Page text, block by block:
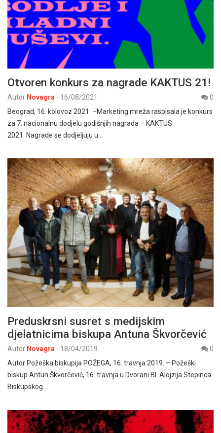
Otvoren konkurs za nagrade KAKTUS 21!
Autor Novagra - 16/08/2021
0
Beograd, 16. kolovoz 2021. –Marketing mreža raspisala je konkurs
za 7. nacionalnu dodjelu godišnjih nagrada – KAKTUS
2021. Nagrade se dodjeljuju u…
Preduskrsni susret s medijskim
djelatnicima biskupa Antuna Škvorčević
Autor Novagra - 18/04/2019
0
Autor Požeška biskupija POŽEGA, 16. travnja 2019. – Požeški
biskup Antun Škvorčević, 16. travnja u Dvorani Bl. Alojzija Stepinca
Biskupskog…